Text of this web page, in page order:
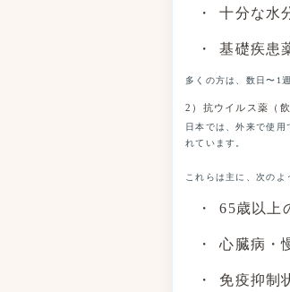
十分な水
基礎疾患
多くの方は、数日〜1
2）抗ウイルス薬（
日本では、外来で使用
れています。
これらは主に、次のよ
65歳以上
心臓病・
免疫抑制